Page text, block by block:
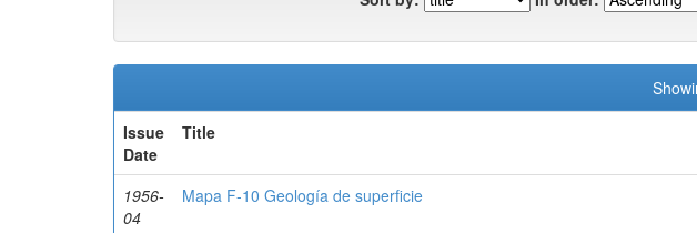
Issue
Date
Title
1956-
04
Mapa F-10 Geología de superficie